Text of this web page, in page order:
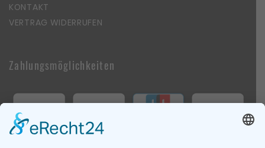
KONTAKT
VERTRAG WIDERRUFEN
Zahlungsmöglichkeiten